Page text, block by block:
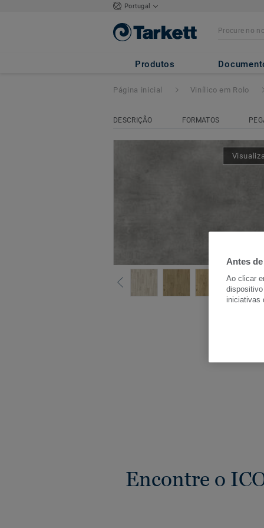
Portugal
Produtos
ICONIK 240 -
Página inicial Vinílico em Rolo
DESCRIÇÃO FORMATOS
Encontre o
Antes
Ao clicar
iniciativas